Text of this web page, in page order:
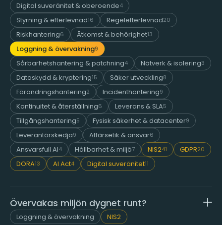
Digital suveränitet & oberoende4
Styrning & efterlevnad16 Regelefterlevnad20
Riskhantering6 Åtkomst & behörighet13
Loggning & övervakning9
Sårbarhetshantering & patchning4 Nätverk & isolering3
Dataskydd & kryptering15 Säker utveckling8
Förändringshantering2 Incidenthantering9
Kontinuitet & återställning6 Leverans & SLA5
Tillgångshantering5 Fysisk säkerhet & datacenter9
Leverantörskedja9 Affärsetik & ansvar6
Ansvarsfull AI4 Hållbarhet & miljö7 NIS241 GDPR20
DORA13 AI Act4 Digital suveränitet11
Övervakas miljön dygnet runt?
Loggning & övervakning NIS2